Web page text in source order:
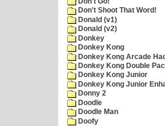
Don't Shoot That Word!
Donald (v1)
Donald (v2)
Donkey
Donkey Kong
Donkey Kong Arcade
Donkey Kong Double
Donkey Kong Junior
Donkey Kong Junior
Donny 2
Doodle
Doodle Man
Doofy